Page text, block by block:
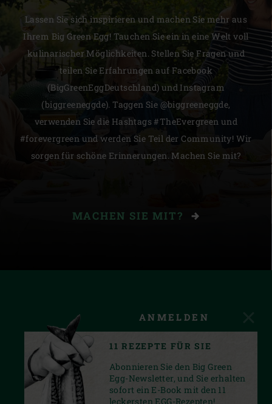
Lassen Sie sich inspirieren und machen Sie mehr aus
Ihrem Big Green Egg! Tauchen Sie ein in eine Welt voll
kulinarischer Möglichkeiten. Stellen Sie Fragen und
teilen Sie Erfahrungen auf Facebook
(BigGreenEggDeutschland) und Instagram
(biggreeneggde). Taggen Sie @biggreeneggde,
verwenden Sie die Hashtags #TheEvergreen und
#forevergreen und werden Sie Teil der Community! Wir
sorgen für schöne Erinnerungen. Machen Sie mit?
MACHEN SIE MIT?
ANMELDEN
11 REZEPTE FÜR SIE
Abonnieren Sie den Big Green
Egg-Newsletter, und Sie erhalten
sofort ein E-Book mit den 11
leckersten EGG-Rezepten!